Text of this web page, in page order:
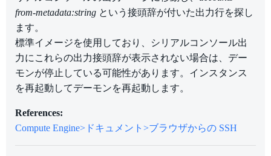
from-metadata:string という接頭辞が付いた出力行を探し
ます。
標準イメージを使用しており、シリアルコンソール出
力にこれらの出力接頭辞が表示されない場合は、デー
モンが停止している可能性があります。インスタンス
を再起動してデーモンを再起動します。
References:
Compute Engine>ドキュメント>ブラウザからの SSH